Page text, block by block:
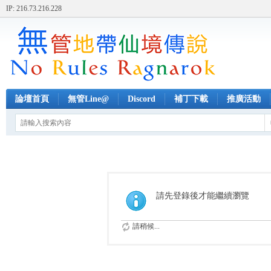
IP: 216.73.216.228
論壇首頁 無管Line@ Discord 補丁下載 推廣活動
請先登錄後才能繼續瀏覽
請稍候...